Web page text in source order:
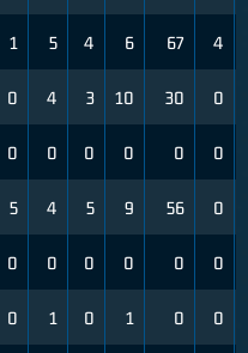
1 5 4 6 67 4
0 4 3 10 30 0
0 0 0 0 0 0
5 4 5 9 56 0
0 0 0 0 0 0
0 1 0 1 0 0